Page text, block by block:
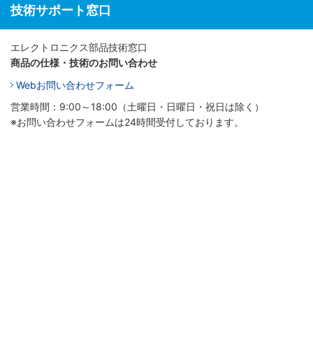
技術サポート窓口
エレクトロニクス部品技術窓口
商品の仕様・技術のお問い合わせ
Webお問い合わせフォーム
営業時間：9:00～18:00（土曜日・日曜日・祝日は除く）
※お問い合わせフォームは24時間受付しております。